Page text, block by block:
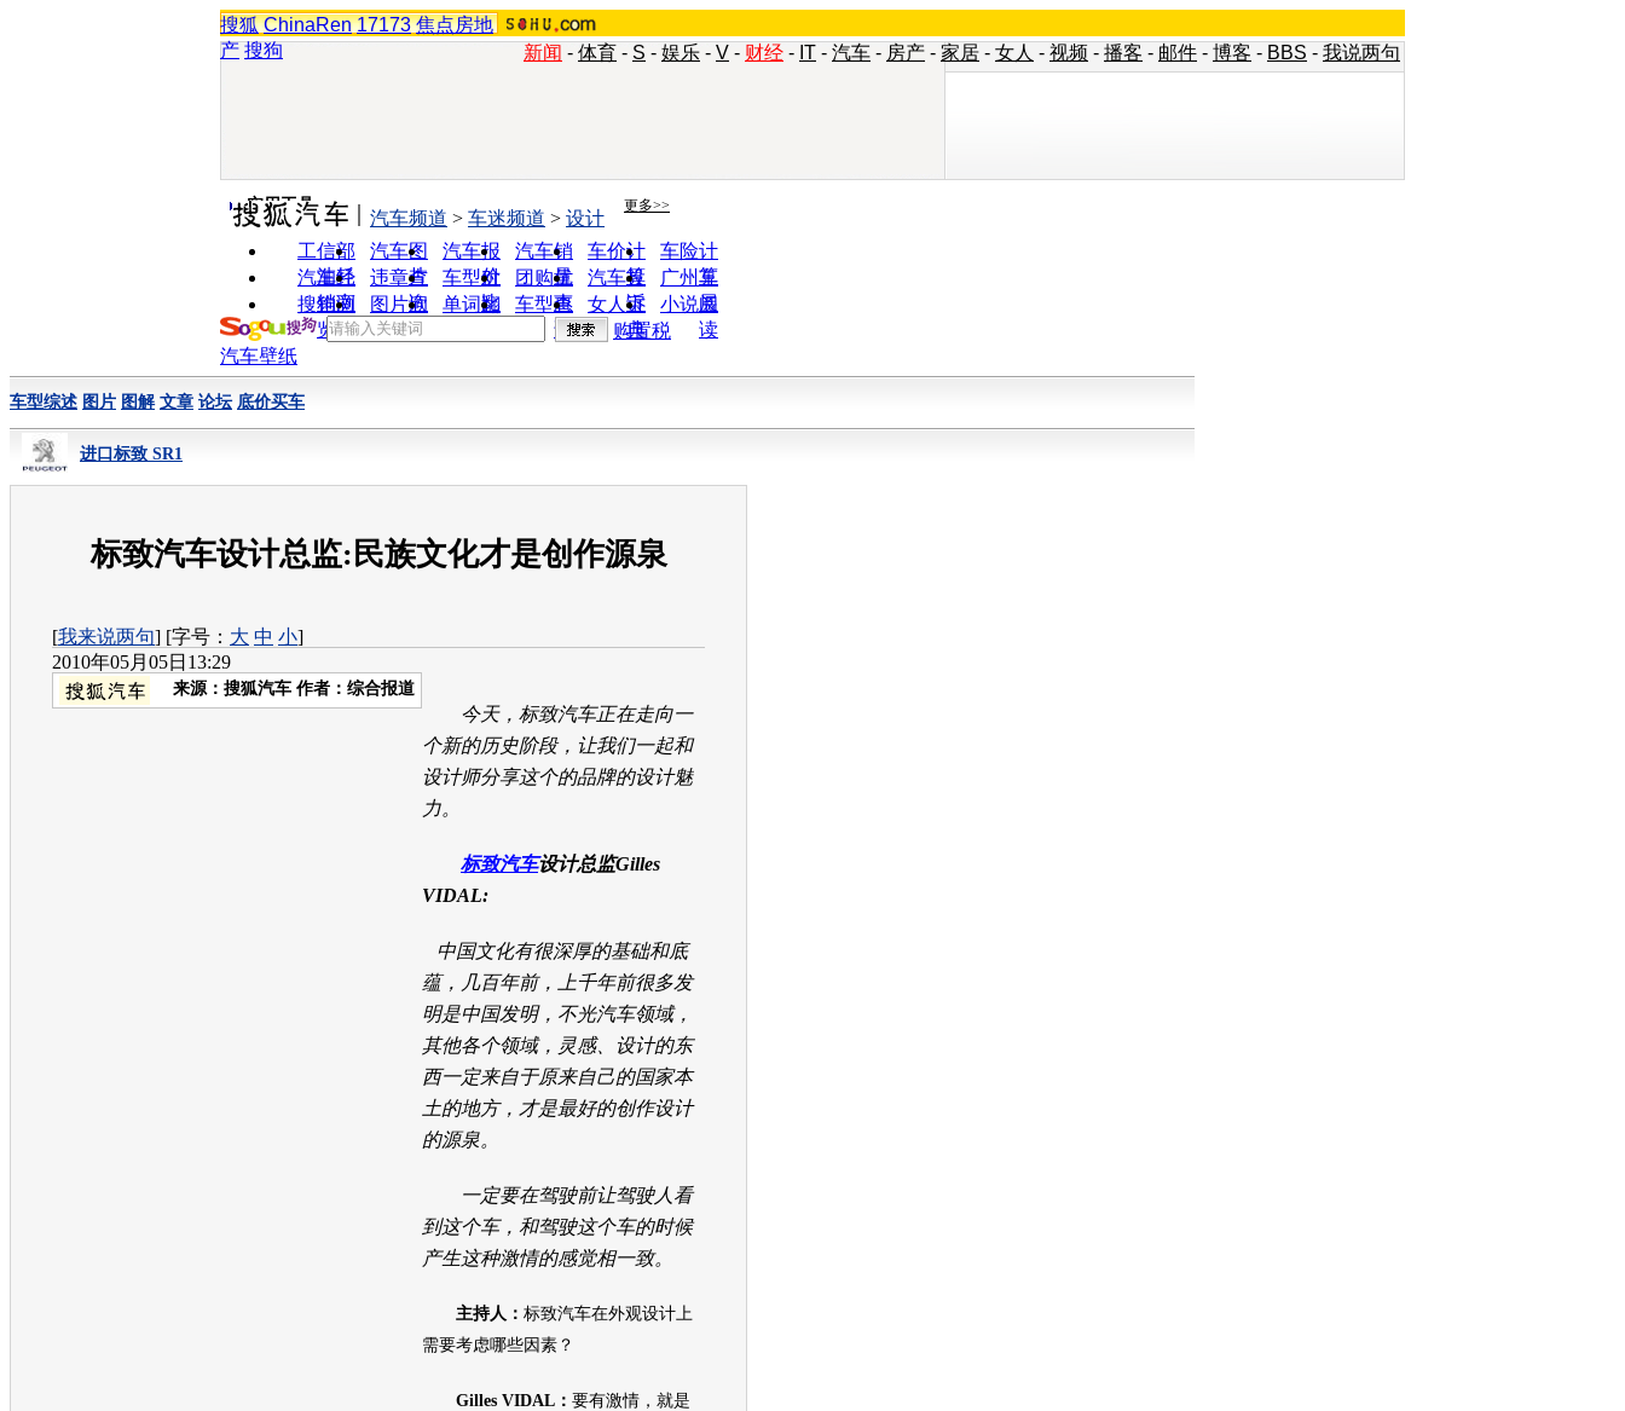
搜狐 ChinaRen 17173 焦点房地
产 搜狗 新闻 - 体育 - S - 娱乐 - V - 财经 - IT - 汽车 - 房产 - 家居 - 女人 - 视频 - 播客 - 邮件 - 博客 - BBS - 我说两句
实用工具 更多>>
工信部
油耗
汽车图
片
汽车报
价
汽车销
量
车价计
算
车险计
算
汽车经
销商
违章查
询
车型对
比
团购优
惠
汽车投
诉
广州车
展
搜狗浏
览器
图片欣
赏
单词翻
车型查
询
女人宝
典
小说阅
读
汽车频道 > 车迷频道 > 设计
购置税
汽车壁纸
车型综述 图片 图解 文章 论坛 底价买车
进口标致 SR1
标致汽车设计总监:民族文化才是创作源泉
[我来说两句] [字号： 大 中 小]
2010年05月05日13:29
来源： 搜狐汽车 作者：综合报道
今天， 标致汽车正在走向一
个新的历史阶段，让我们一起和
设计师分享这个的品牌的设计魅
力。
标致汽车设计总监Gilles
VIDAL:
中国文化有很深厚的基础和底
蕴，几百年前，上千年前很多发
明是中国发明，不光汽车领域，
其他各个领域，灵感、设计的东
西一定来自于原来自己的国家本
土的地方，才是最好的创作设计
的源泉。
一定要在驾驶前让驾驶人看
到这个车，和驾驶这个车的时候
产生这种激情的感觉相一致。
主持人： 标致汽车在外观设计上
需要考虑哪些因素？
Gilles VIDAL： 要有激情，就是